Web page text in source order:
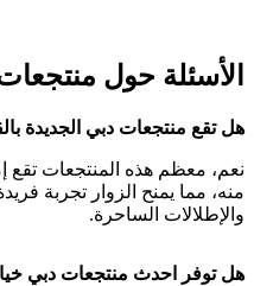
الأسئلة حول
هل تقع منتجعات دبي الجديدة
نعم، معظم هذه المنتجعات تقع
منه، مما يمنح الزوار تجربة
والإطلالات الساحرة.
هل توفر احدث منتجعات دبي